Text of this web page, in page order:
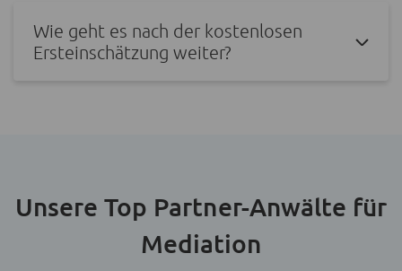
Wie geht es nach der kostenlosen
Ersteinschätzung weiter?
Unsere Top Partner-Anwälte für
Mediation